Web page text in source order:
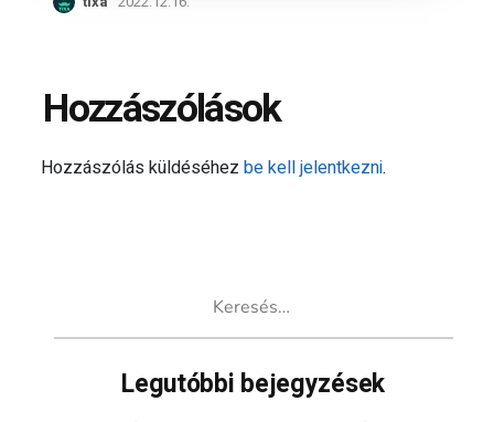
Hozzászólások
Hozzászólás küldéséhezbe kell jelentkezni.
Legutóbbi bejegyzések